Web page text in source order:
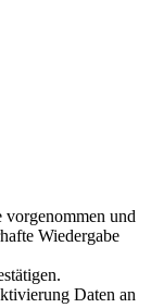
und
Wiedergabe
Daten an